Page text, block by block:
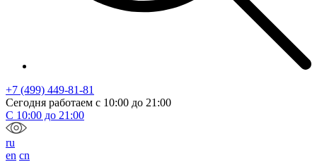
+7 (499) 449-81-81
Сегодня работаем с 10:00 до 21:00
С 10:00 до 21:00
ru
en cn